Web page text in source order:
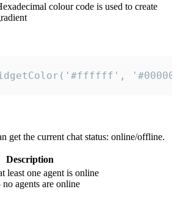
colour code is used to create
get the current chat status: online/offline.
Description
least one agent is online
no agents are online